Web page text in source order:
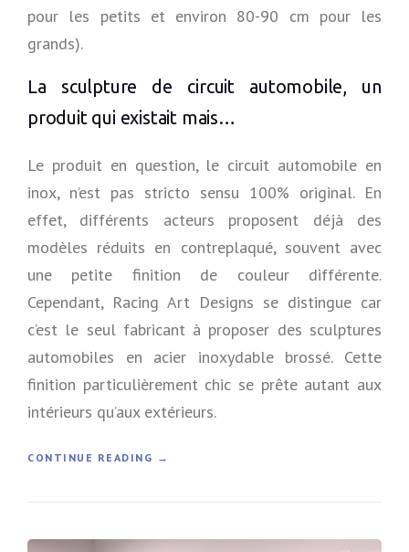
pour les petits et environ 80-90 cm pour les
grands).
La sculpture de circuit automobile, un
produit qui existait mais…
Le produit en question, le circuit automobile en
inox, n’est pas stricto sensu 100% original. En
effet, différents acteurs proposent déjà des
modèles réduits en contreplaqué, souvent avec
une petite finition de couleur différente.
Cependant, Racing Art Designs se distingue car
c’est le seul fabricant à proposer des sculptures
automobiles en acier inoxydable brossé. Cette
finition particulièrement chic se prête autant aux
intérieurs qu’aux extérieurs.
CONTINUE READING →